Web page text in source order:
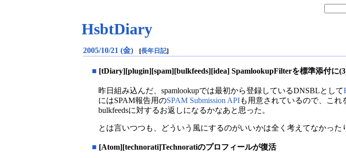
HsbtDiary
2005/10/21 (金) [長年日記]
■ [tDiary][plugin][spam][bulkfeeds][idea] SpamlookupFilterを標準添付に
昨日組み込んだ、spamlookupでは最初から登録しているDNSBLとして
にはSPAM報告用のSPAM Submission APIも用意されているので、これ
bulkfeedsに対するお返しになるかなあと思った。
とは言いつつも、どういう風にするのがいいかは全く考えてなかった
■ [Atom][technorati]Technoratiのプロフィールが復活